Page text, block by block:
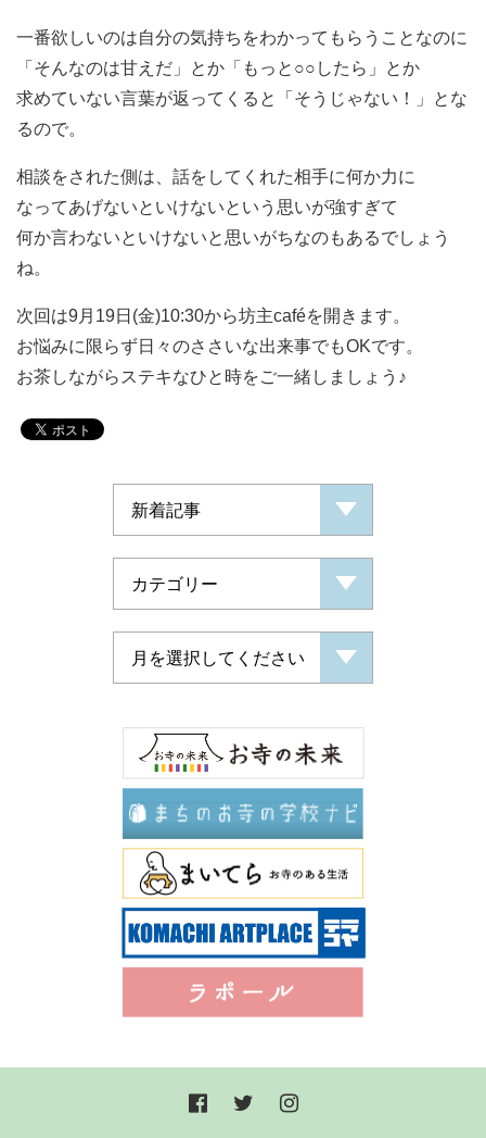
一番欲しいのは自分の気持ちをわかってもらうことなのに
「そんなのは甘えだ」とか「もっと○○したら」とか
求めていない言葉が返ってくると「そうじゃない！」とな
るので。
相談をされた側は、話をしてくれた相手に何か力に
なってあげないといけないという思いが強すぎて
何か言わないといけないと思いがちなのもあるでしょう
ね。
次回は9月19日(金)10:30から坊主caféを開きます。
お悩みに限らず日々のささいな出来事でもOKです。
お茶しながらステキなひと時をご一緒しましょう♪